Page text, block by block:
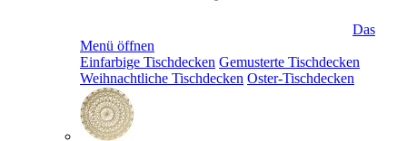
Das
Menü öffnen
Einfarbige Tischdecken Gemusterte Tischdecken
Weihnachtliche Tischdecken Oster-Tischdecken